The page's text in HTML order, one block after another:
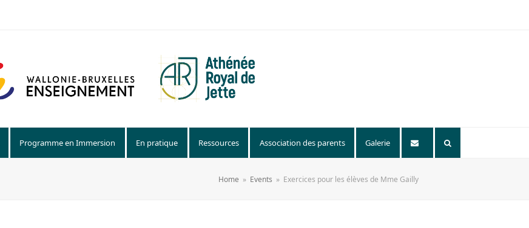
Programme en Immersion En pratique Ressources Association des parents Galerie
Home » Events » Exercices pour les élèves de Mme Gailly